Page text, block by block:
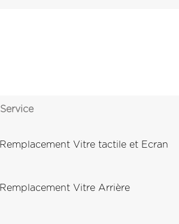
Service
Remplacement Vitre tactile et Ecran
Remplacement Vitre Arrière